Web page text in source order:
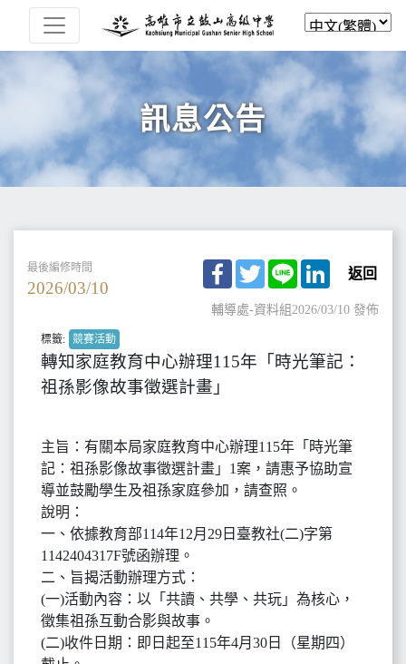
訊息公告
最後編修時間
2026/03/10
Facebook
TwitterLine LinkedIn
返回
輔導處-資料組2026/03/10 發佈
標籤: 競賽活動
轉知家庭教育中心辦理115年「時光筆記：
祖孫影像故事徵選計畫」
主旨：有關本局家庭教育中心辦理115年「時光筆
記：祖孫影像故事徵選計畫」1案，請惠予協助宣
導並鼓勵學生及祖孫家庭參加，請查照。
說明：
一、依據教育部114年12月29日臺教社(二)字第
1142404317F號函辦理。
二、旨揭活動辦理方式：
(一)活動內容：以「共讀、共學、共玩」為核心，
徵集祖孫互動合影與故事。
(二)收件日期：即日起至115年4月30日（星期四）